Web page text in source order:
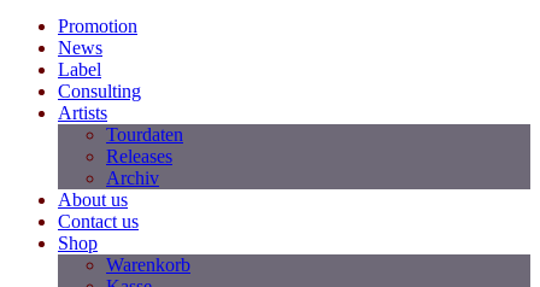
Promotion
News
Label
Consulting
Artists
Tourdaten
Releases
Archiv
About us
Contact us
Shop
Warenkorb